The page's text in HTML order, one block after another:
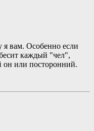
я вам. Особенно если
каждый "чел",
он или посторонний.